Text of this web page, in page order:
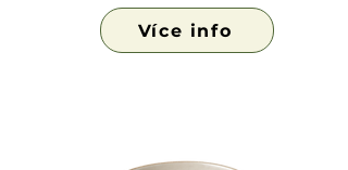
Více info